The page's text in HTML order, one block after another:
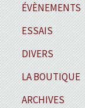
ÉVÈNEMENTS
ESSAIS
DIVERS
LA BOUTIQUE
ARCHIVES